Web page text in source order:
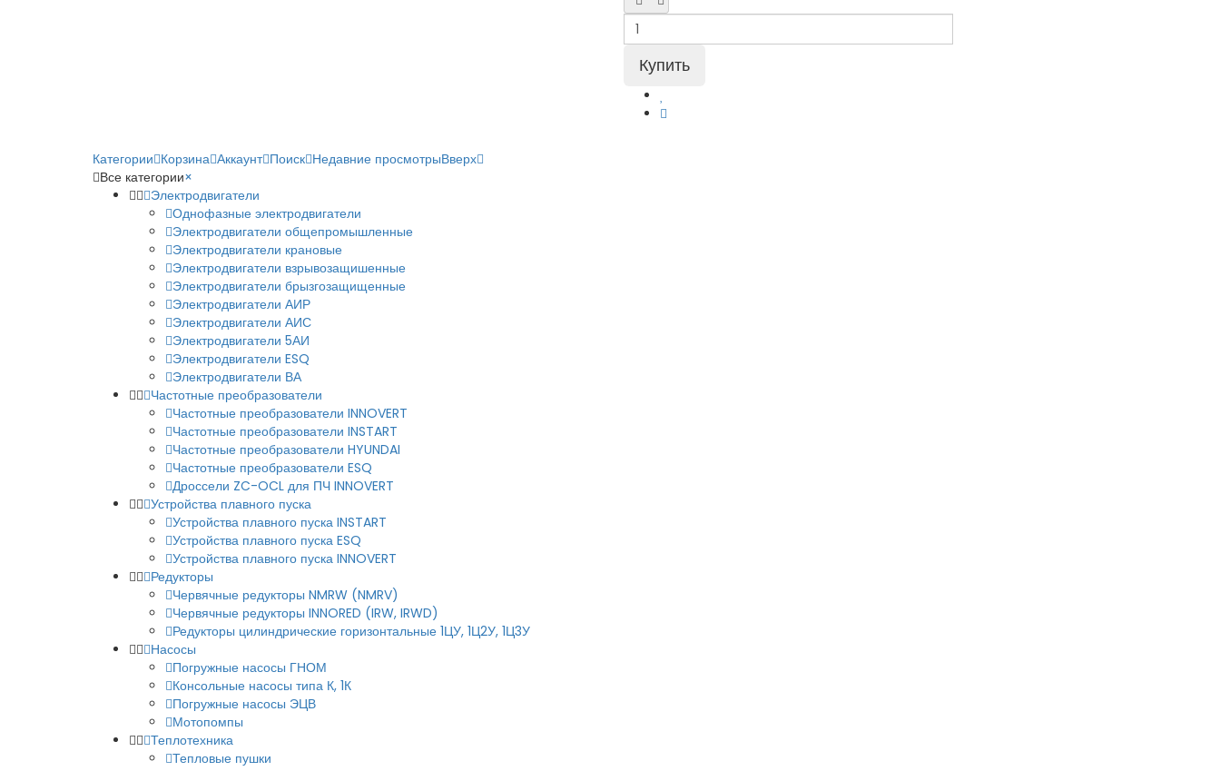
Категории Корзина Аккаунт Поиск Недавние просмотрыВверх
Все категории×
Электродвигатели
Однофазные электродвигатели
Электродвигатели общепромышленные
Электродвигатели крановые
Электродвигатели взрывозащишенные
Электродвигатели брызгозащищенные
Электродвигатели АИР
Электродвигатели АИС
Электродвигатели 5АИ
Электродвигатели ESQ
Электродвигатели ВА
Частотные преобразователи
Частотные преобразователи INNOVERT
Частотные преобразователи INSTART
Частотные преобразователи HYUNDAI
Частотные преобразователи ESQ
Дроссели ZC-OCL для ПЧ INNOVERT
Устройства плавного пуска
Устройства плавного пуска INSTART
Устройства плавного пуска ESQ
Устройства плавного пуска INNOVERT
Редукторы
Червячные редукторы NMRW (NMRV)
Червячные редукторы INNORED (IRW, IRWD)
Редукторы цилиндрические горизонтальные 1ЦУ, 1Ц2У, 1Ц3У
Насосы
Погружные насосы ГНОМ
Консольные насосы типа К, 1К
Погружные насосы ЭЦВ
Мотопомпы
Теплотехника
Тепловые пушки